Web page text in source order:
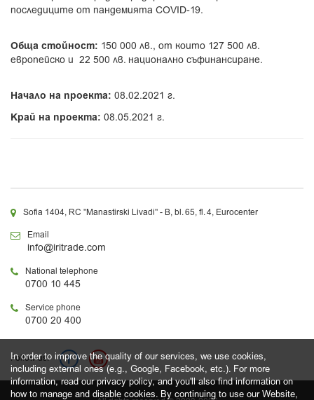
последиците от пандемията COVID-19.
Обща стойност: 150 000 лв., от които 127 500 лв.
европейско и 22 500 лв. национално съфинансиране.
Начало на проекта: 08.02.2021 г.
Край на проекта: 08.05.2021 г.
Sofia 1404, RC "Manastirski Livadi" - B, bl. 65, fl. 4, Eurocenter
Email
info@iritrade.com
National telephone
0700 10 445
Service phone
0700 20 400
Follow us:
In order to improve the quality of our services, we use cookies,
including external ones (e.g., Google, Facebook, etc.). For more
information, read our privacy policy, and you'll also find information on
how to manage and disable cookies. By continuing to use our Website,